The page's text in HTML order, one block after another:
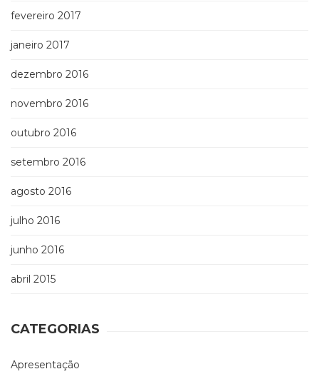
fevereiro 2017
janeiro 2017
dezembro 2016
novembro 2016
outubro 2016
setembro 2016
agosto 2016
julho 2016
junho 2016
abril 2015
CATEGORIAS
Apresentação